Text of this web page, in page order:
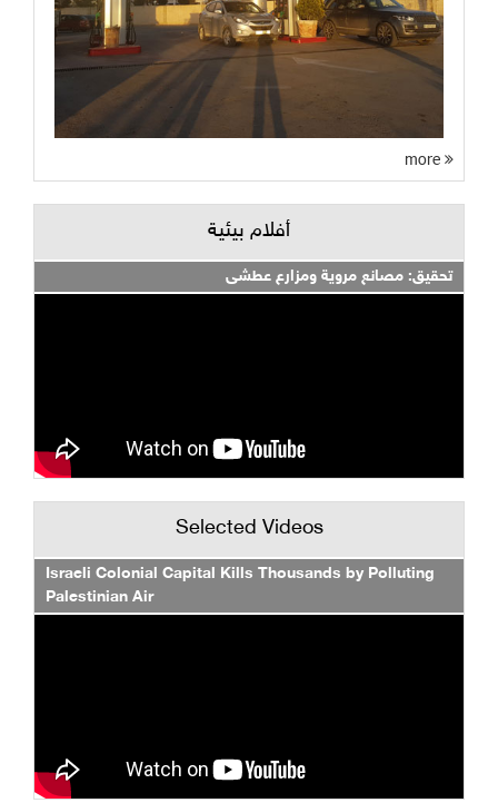
أفلام بيئية
تحقيق: مصانع مروية ومزارع عطشى
Selected Videos
Israeli Colonial Capital Kills Thousands by Polluting
Palestinian Air